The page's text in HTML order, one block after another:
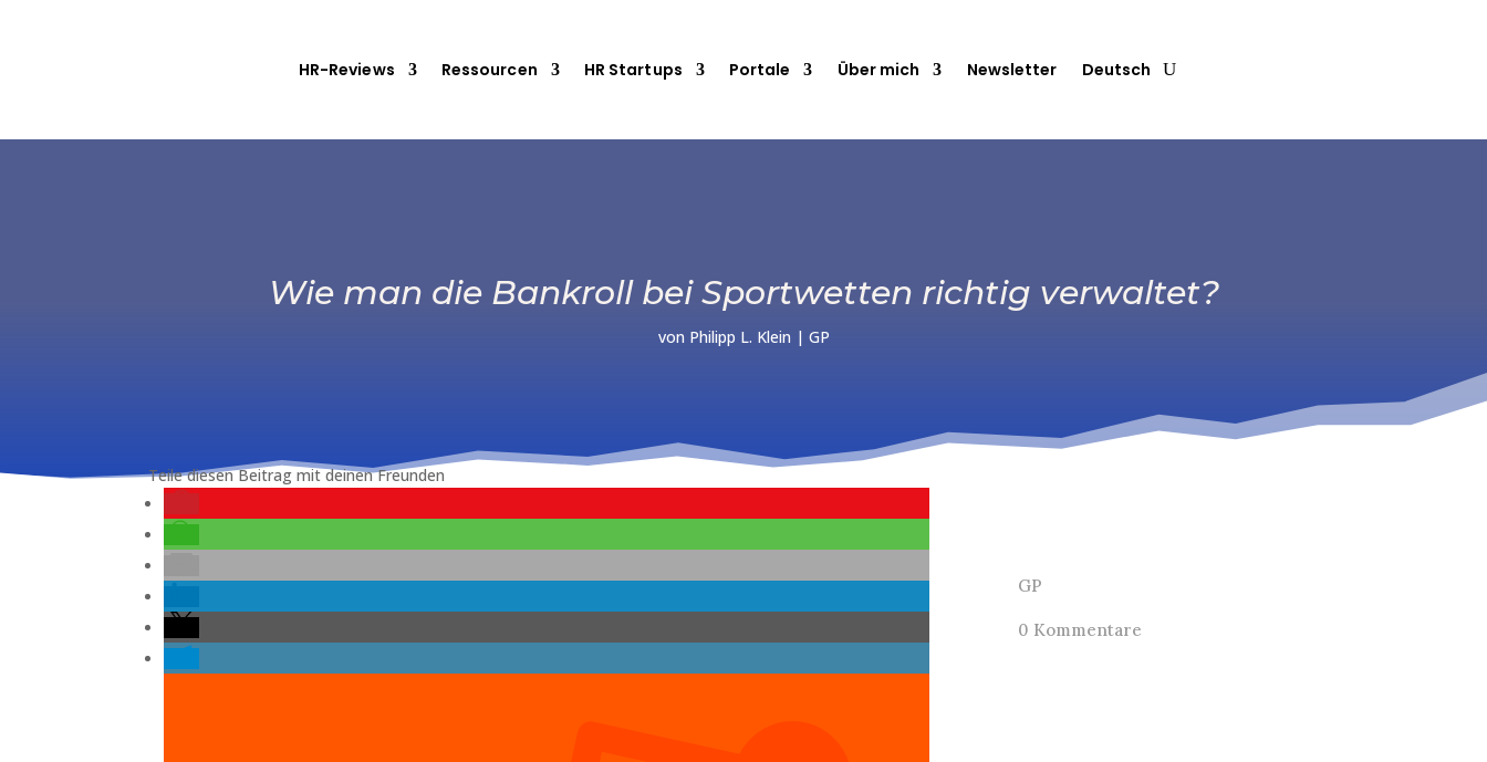
HR-Reviews Ressourcen HR Startups Portale Über mich Newsletter Deutsch
Wie man die Bankroll bei Sportwetten richtig verwaltet?
von Philipp L. Klein | GP
Teile diesen Beitrag mit deinen Freunden
GP
0 Kommentare